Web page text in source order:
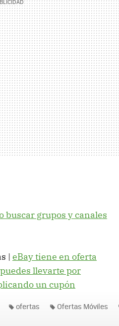
buscar grupos y canales
| eBay tiene en oferta
llevarte por
un cupón
ofertas Ofertas Móviles